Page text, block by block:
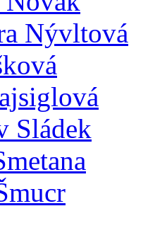
Nývltová
Sládek